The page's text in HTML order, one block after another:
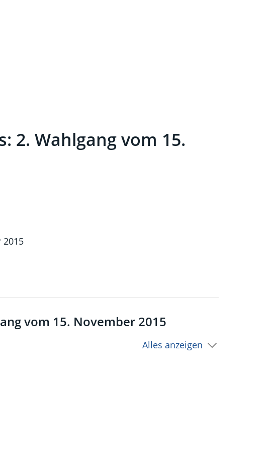
2. Wahlgang vom 15.
2015
vom 15. November 2015
Alles anzeigen